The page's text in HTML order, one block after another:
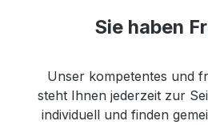
Sie haben
Unser kompetentes und
steht Ihnen jederzeit zur
individuell und finden